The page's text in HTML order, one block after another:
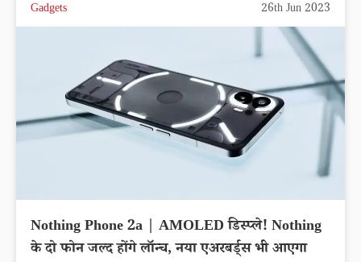
Gadgets 26th Jun 2023
Nothing Phone 2a | AMOLED डिस्प्ले! Nothing
के दो फोन जल्द होंगे लॉन्च, नया एअरबर्ड्स भी आएगा